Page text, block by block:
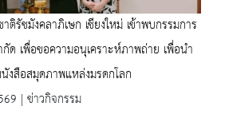
รัชมังคลาภิเษก เชียงใหม่ เข้าพบกรรมการ
เพื่อขอความอนุเคราะห์ภาพถ่าย เพื่อนำ
งสือสมุดภาพแหล่งมรดกโลก
| ข่าวกิจกรรม